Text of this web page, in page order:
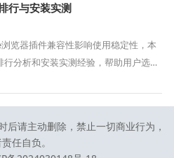
行与安装实测
览器插件兼容性影响使用稳定性，本
行分析和安装实测经验，帮助用户选择
后请主动删除，禁止一切商业行为，
任自负。